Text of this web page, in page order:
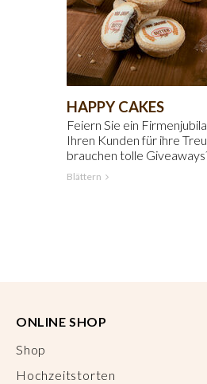
HAPPY CAKES
Feiern Sie ein
Ihren Kunden für ihre
brauchen tolle
Blättern
ONLINE SHOP
Shop
Hochzeitstorten